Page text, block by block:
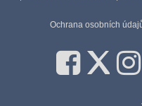
Ochrana osobních